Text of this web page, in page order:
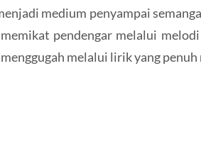
medium penyampai
pendengar melalui
melalui lirik yang penuh